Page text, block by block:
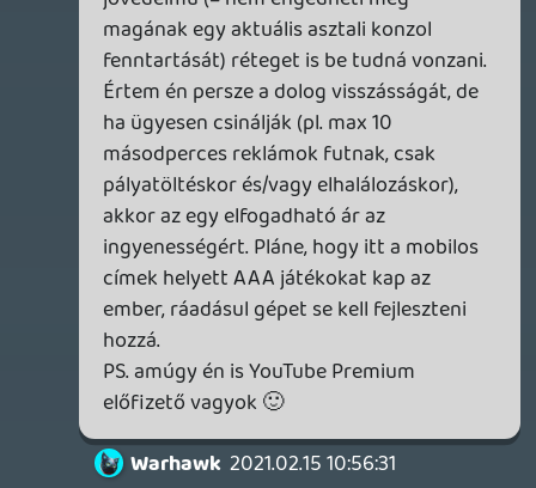
Az általad említett egyszerűség fogott
meg engem is a rendszerben: bárki,
bármikor becsatlakozhat akármilyen
gépen, akármilyen kontrollerrel. (Mondjuk
nekem nem megy a Stadia kontroller
androidon, no comment. 🙂 A játékosok
amúgy nem "streamelni akarnak", hanem
csak játszani, a lehető legegyszerűbb
módon, így a Stadiát inkább a konzolokhoz
hasonlítanám, mintsem a Geforce Now-
hoz (ami szerintem inkább a core pc-
seknek való).
Warhawk
Warhawk 2021.02.13 07:51:52 #1vnoq
Rossz irányból közelíted meg a kérdést -
vagyis nem feltétlen _rossz_, inkább
mutatok egy másik utat.